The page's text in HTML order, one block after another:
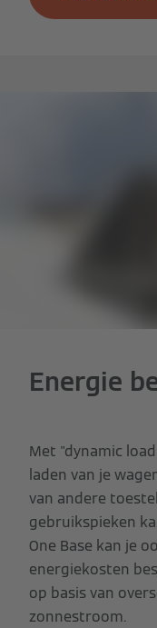
Energie
Met "dynamic
laden van je
van andere
gebruikspieken
One Base kan je
energiekosten
op basis van
zonnestroom.